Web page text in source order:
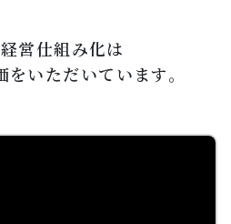
営仕組み化は
いただいています。